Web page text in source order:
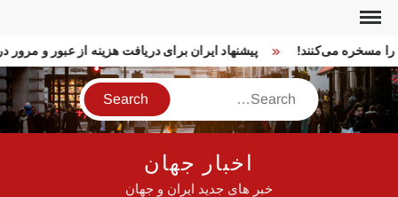
Skip
content
پیشنهاد ایران برای دریافت هزینه از عبور و را مسخره می‌کنند!
Search
اخبار جهان
خبر های جدید ایران و جهان